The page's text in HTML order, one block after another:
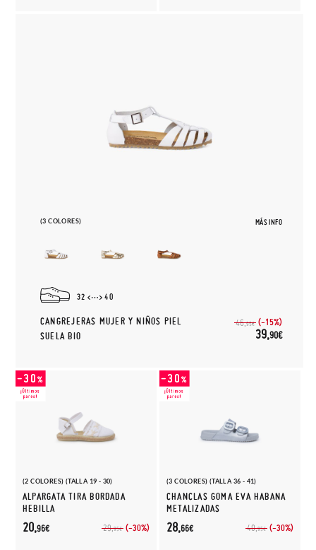
(3 COLORES) MÁS INFO
32 40
CANGREJERAS MUJER Y NIÑOS PIEL
SUELA BIO
46,95€ (-15%)
39,90€
(2 COLORES) (TALLA 19 - 30)
ALPARGATA TIRA BORDADA
HEBILLA
29,95€ (-30%)
20,96€
(3 COLORES) (TALLA 36 - 41)
CHANCLAS GOMA EVA HABANA
METALIZADAS
40,95€ (-30%)
28,66€